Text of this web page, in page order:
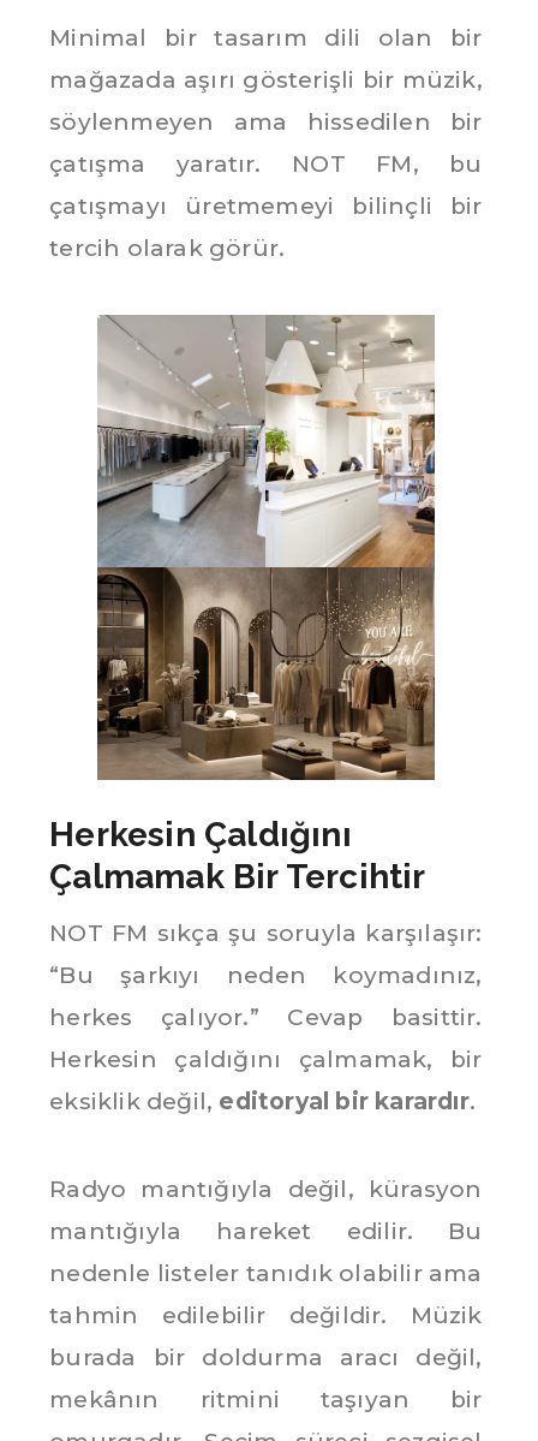
Minimal bir tasarım dili olan bir
mağazada aşırı gösterişli bir müzik,
söylenmeyen ama hissedilen bir
çatışma yaratır. NOT FM, bu
çatışmayı üretmemeyi bilinçli bir
tercih olarak görür.
Herkesin Çaldığını
Çalmamak Bir Tercihtir
NOT FM sıkça şu soruyla karşılaşır:
“Bu şarkıyı neden koymadınız,
herkes çalıyor.” Cevap basittir.
Herkesin çaldığını çalmamak, bir
eksiklik değil, editoryal bir karardır.
Radyo mantığıyla değil, kürasyon
mantığıyla hareket edilir. Bu
nedenle listeler tanıdık olabilir ama
tahmin edilebilir değildir. Müzik
burada bir doldurma aracı değil,
mekânın ritmini taşıyan bir